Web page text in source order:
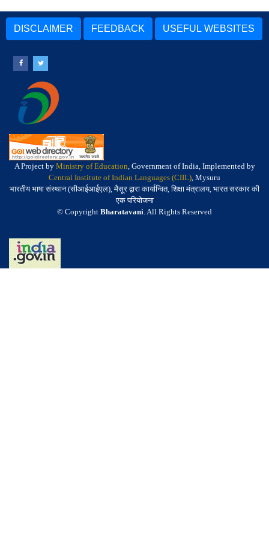
DISCLAIMER FEEDBACK USEFUL WEBSITES
A Project by Ministry of Education, Government of India, Implemented by
Central Institute of Indian Languages (CIIL), Mysuru
भारतीय भाषा संस्थान (सीआईआईएल), मैसूर द्वारा कार्यान्वित, शिक्षा मंत्रालय, भारत सरकार की
एक परियोजना
© Copyright Bharatavani. All Rights Reserved